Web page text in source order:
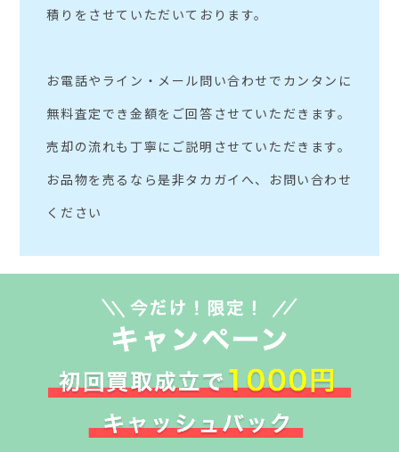
積りをさせていただいております。
お電話やライン・メール問い合わせでカンタンに
無料査定でき金額をご回答させていただきます。
売却の流れも丁寧にご説明させていただきます。
お品物を売るなら是非タカガイへ、お問い合わせ
ください